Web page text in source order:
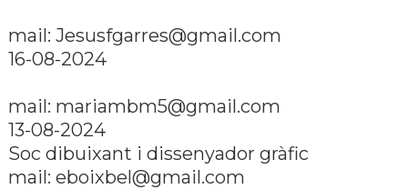
mail: Jesusfgarres@gmail.com
16-08-2024
mail: mariambm5@gmail.com
13-08-2024
Soc dibuixant i dissenyador gràfic
mail: eboixbel@gmail.com